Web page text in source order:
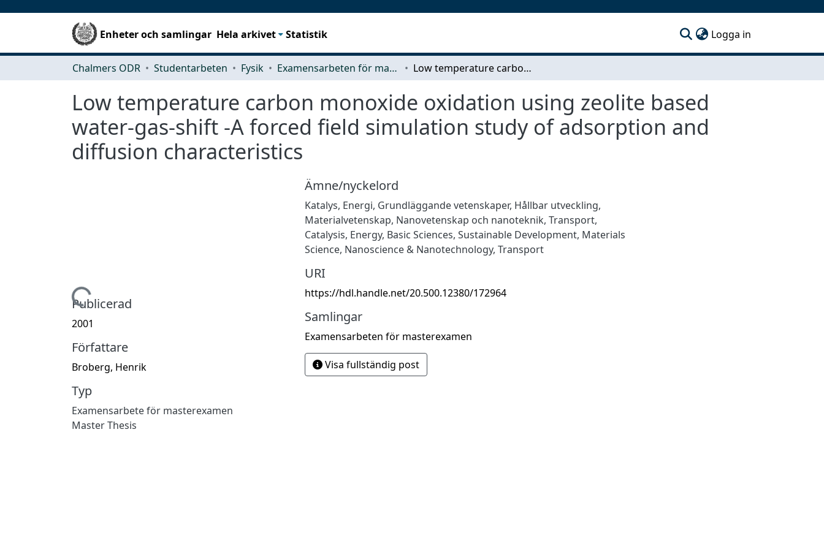
Enheter och samlingar Hela arkivet Statistik Logga in
Chalmers ODR Studentarbeten Fysik Examensarbeten för masterexamen Low temperature carbon monoxide oxidation using zeolite based water-gas-shift -A forced field simulation study of adsorption and diffusion characteristics
Low temperature carbon monoxide oxidation using zeolite based
water-gas-shift -A forced field simulation study of adsorption and
diffusion characteristics
Hämtar...
Publicerad
2001
Författare
Broberg, Henrik
Typ
Examensarbete för masterexamen
Master Thesis
Ämne/nyckelord
Katalys, Energi, Grundläggande vetenskaper, Hållbar utveckling,
Materialvetenskap, Nanovetenskap och nanoteknik, Transport,
Catalysis, Energy, Basic Sciences, Sustainable Development, Materials
Science, Nanoscience & Nanotechnology, Transport
URI
https://hdl.handle.net/20.500.12380/172964
Samlingar
Examensarbeten för masterexamen
Visa fullständig post